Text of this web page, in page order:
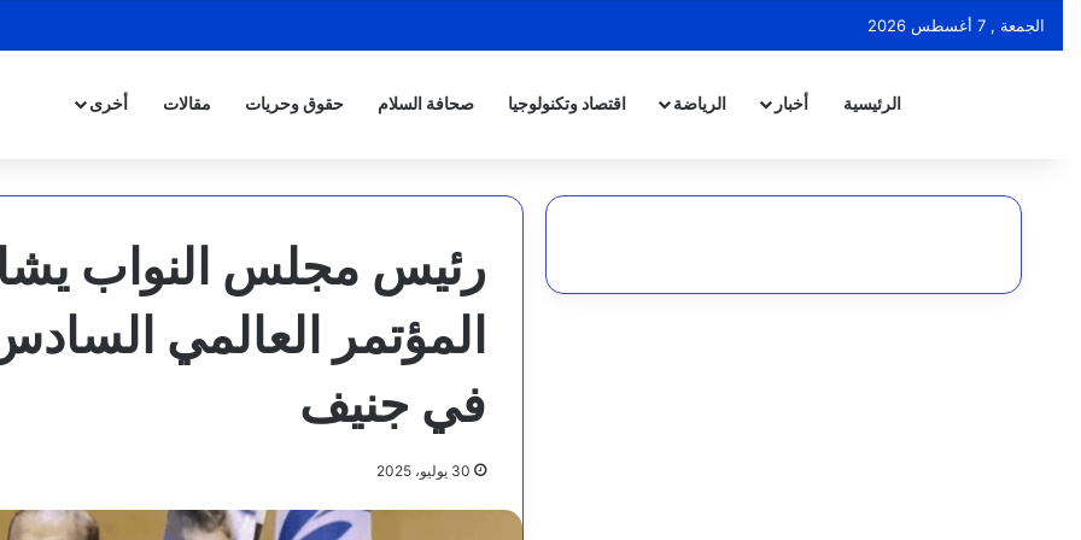
الجمعة , 7 أغسطس 2026
الرئيسية أخبار الرياضة اقتصاد وتكنولوجيا صحافة السلام حقوق وحريات مقالات أخرى
رئيس مجلس النواب
المؤتمر العالمي
في جنيف
30 يوليو، 2025